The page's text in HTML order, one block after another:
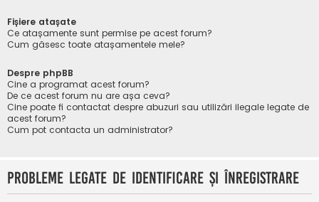
Fișiere atașate
Ce atașamente sunt permise pe acest forum?
Cum găsesc toate atașamentele mele?
Despre phpBB
Cine a programat acest forum?
De ce acest forum nu are așa ceva?
Cine poate fi contactat despre abuzuri sau utilizări ilegale legate de
acest forum?
Cum pot contacta un administrator?
Probleme legate de identificare și înregistrare